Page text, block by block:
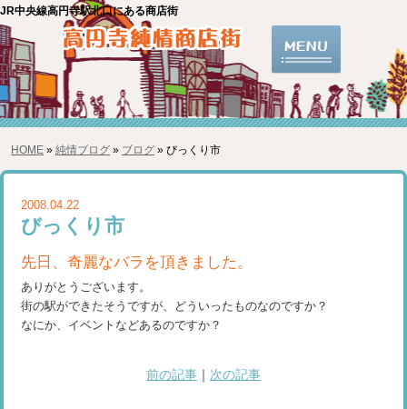
JR中央線高円寺駅北口にある商店街
HOME »純情ブログ» ブログ» びっくり市
2008.04.22
びっくり市
先日、奇麗なバラを頂きました。
ありがとうございます。
街の駅ができたそうですが、どういったものなのですか？
なにか、イベントなどあるのですか？
前の記事 次の記事